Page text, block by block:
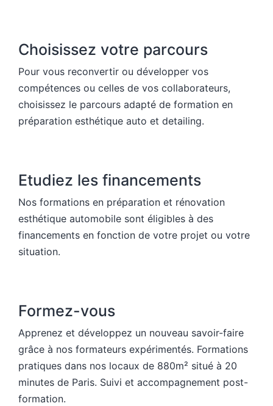
Choisissez votre parcours
Pour vous reconvertir ou développer vos
compétences ou celles de vos collaborateurs,
choisissez le parcours adapté de formation en
préparation esthétique auto et detailing.
Etudiez les financements
Nos formations en préparation et rénovation
esthétique automobile sont éligibles à des
financements en fonction de votre projet ou votre
situation.
Formez-vous
Apprenez et développez un nouveau savoir-faire
grâce à nos formateurs expérimentés. Formations
pratiques dans nos locaux de 880m² situé à 20
minutes de Paris. Suivi et accompagnement post-
formation.